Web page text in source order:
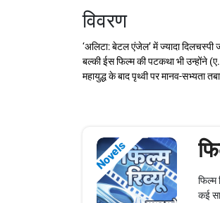
विवरण
‘अलिटा: बेटल एंजेल’ में ज्यादा
बल्की ईस फिल्म की पटकथा भी उन्होंने
महायुद्ध के बाद पृथ्वी पर मानव-सभ्यता
Novels
फिल्म
कई